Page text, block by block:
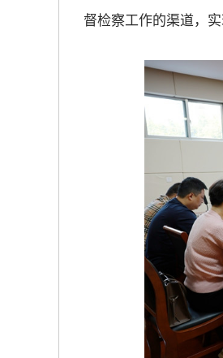
督检察工作的渠道，